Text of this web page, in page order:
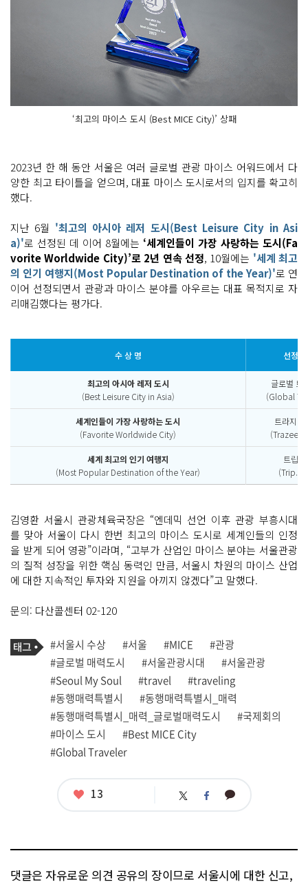
‘최고의 마이스 도시 (Best MICE City)’ 상패
2023년 한 해 동안 서울은 여러 글로벌 관광 마이스 어워드에서 다
양한 최고 타이틀을 얻으며, 대표 마이스 도시로서의 입지를 확고히
했다.
지난 6월 '최고의 아시아 레저 도시(Best Leisure City in Asi
a)'로 선정된 데 이어 8월에는 ‘세계인들이 가장 사랑하는 도시(Fa
vorite Worldwide City)’로 2년 연속 선정, 10월에는 '세계 최고
의 인기 여행지(Most Popular Destination of the Year)'로 연
이어 선정되면서 관광과 마이스 분야를 아우르는 대표 목적지로 자
리매김했다는 평가다.
수 상 명 선정기
최고의 아시아 레저 도시
(Best Leisure City in Asia)
글로벌 트
(Global
세계인들이 가장 사랑하는 도시
(Favorite Worldwide City)
트라지
(Trazee
세계 최고의 인기 여행지
(Most Popular Destination of the Year)
트립닷
김영환 서울시 관광체육국장은 “엔데믹 선언 이후 관광 부흥시대
를 맞아 서울이 다시 한번 최고의 마이스 도시로 세계인들의 인정
을 받게 되어 영광”이라며, “고부가 산업인 마이스 분야는 서울관광
의 질적 성장을 위한 핵심 동력인 만큼, 서울시 차원의 마이스 산업
에 대한 지속적인 투자와 지원을 아끼지 않겠다”고 말했다.
문의: 다산콜센터 02-120
기
사
관
련
태
그
태
그
#서울시 수상 #서울 #MICE
#관광
#글로벌 매력도시
#서울관광시대
#서울관광
#Seoul My Soul
#travel
#traveling
#동행매력특별시
#동행매력특별시_매력
#동행매력특별시_매력_글로벌매력도시
#국제회의
#마이스 도시
#Best MICE City
#Global Traveler
좋
13 트 페 카
댓글은 자유로운 의견 공유의 장이므로 서울시에 대한 신고,